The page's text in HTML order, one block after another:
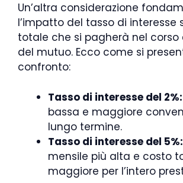
Un’altra considerazione
l’impatto del tasso di interesse
totale che si pagherà nel corso
del mutuo. Ecco come si
confronto:
Tasso di interesse del 2%:
bassa e maggiore
lungo termine.
Tasso di interesse del 5%:
mensile più alta e costo
maggiore per l’intero